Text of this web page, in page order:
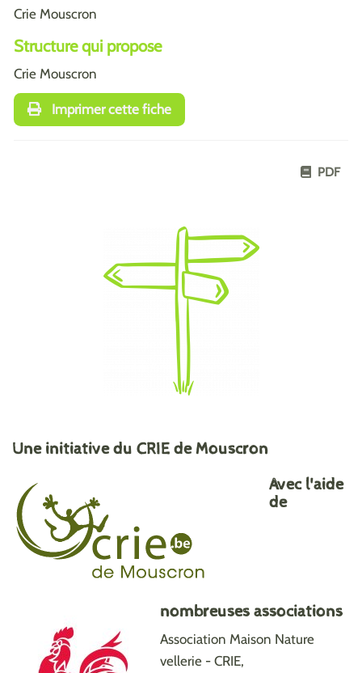
Crie Mouscron
Structure qui propose
Crie Mouscron
Imprimer cette fiche
PDF
Une initiative du CRIE de Mouscron
Avec l'aide
de
nombreuses associations
Association Maison Nature
vellerie - CRIE,